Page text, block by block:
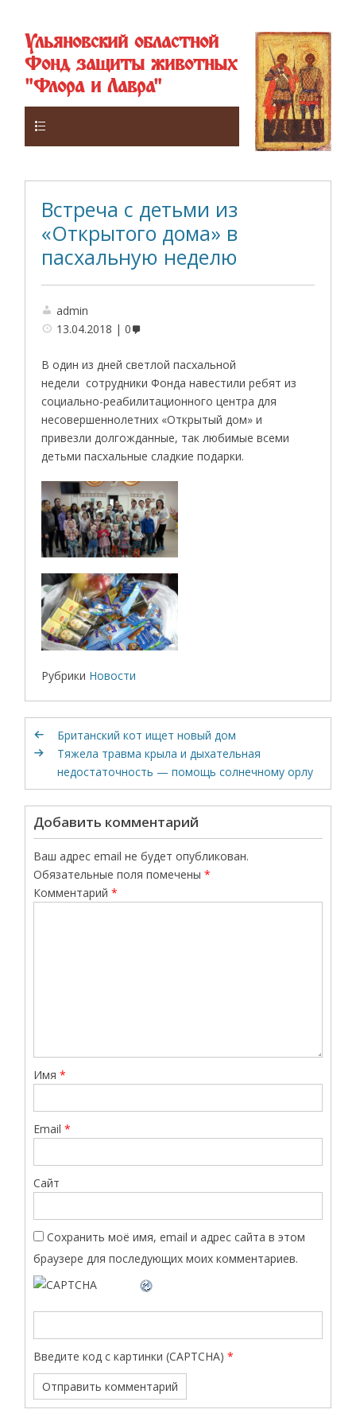
Ульяновский областной
Фонд защиты животных
"Флора и Лавра"
Встреча с детьми из
«Открытого дома» в
пасхальную неделю
admin
13.04.2018
0
В один из дней светлой пасхальной
недели сотрудники Фонда навестили ребят из
социально-реабилитационного центра для
несовершеннолетних «Открытый дом» и
привезли долгожданные, так любимые всеми
детьми пасхальные сладкие подарки.
Рубрики Новости
Британский кот ищет новый дом
Тяжела травма крыла и дыхательная
недостаточность — помощь солнечному орлу
Добавить комментарий
Ваш адрес email не будет опубликован.
Обязательные поля помечены*
Комментарий*
Имя*
Email*
Сайт
Сохранить моё имя, email и адрес сайта в этом
браузере для последующих моих комментариев.
Введите код с картинки (CAPTCHA) *